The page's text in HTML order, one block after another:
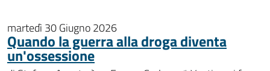
martedì 30 Giugno 2026
Quando la guerra alla droga diventa
un'ossessione